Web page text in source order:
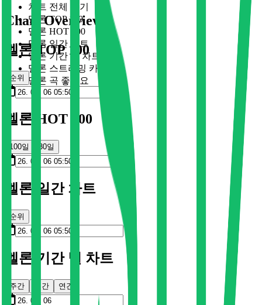
차트 전체 보기
멜론 TOP 100
멜론 HOT 100
멜론 일간 차트
멜론 기간 별 차트
멜론 스트리밍 카드
멜론 곡 좋아요
Chart Overview
멜론 TOP 100
순위
멜론 HOT 100
100일 30일
멜론 일간 차트
순위
멜론 기간 별 차트
주간 월간 연간